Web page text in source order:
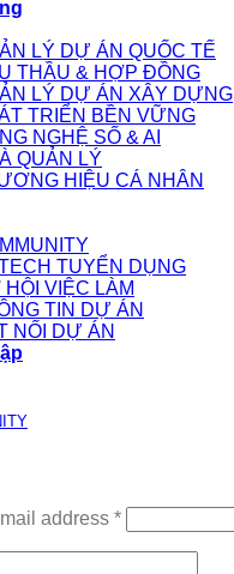
LÝ DỰ ÁN QUỐC TẾ
THẦU & HỢP ĐỒNG
LÝ DỰ ÁN XÂY DỰNG
TRIỂN BỀN VỮNG
NGHỆ SỐ & AI
QUẢN LÝ
HIỆU CÁ NHÂN
TUYỂN DỤNG
HỘI VIỆC LÀM
TIN DỰ ÁN
NỐI DỰ ÁN
address *Required